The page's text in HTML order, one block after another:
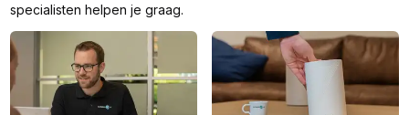
specialisten helpen je graag.